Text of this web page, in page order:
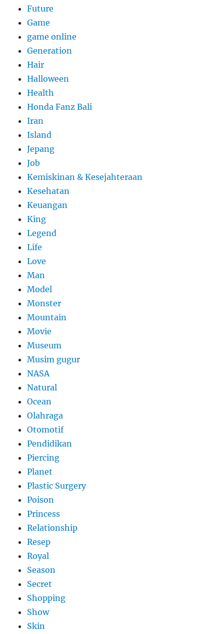
Future
Game
game online
Generation
Hair
Halloween
Health
Honda Fanz Bali
Iran
Island
Jepang
Job
Kemiskinan & Kesejahteraan
Kesehatan
Keuangan
King
Legend
Life
Love
Man
Model
Monster
Mountain
Movie
Museum
Musim gugur
NASA
Natural
Ocean
Olahraga
Otomotif
Pendidikan
Piercing
Planet
Plastic Surgery
Poison
Princess
Relationship
Resep
Royal
Season
Secret
Shopping
Show
Skin